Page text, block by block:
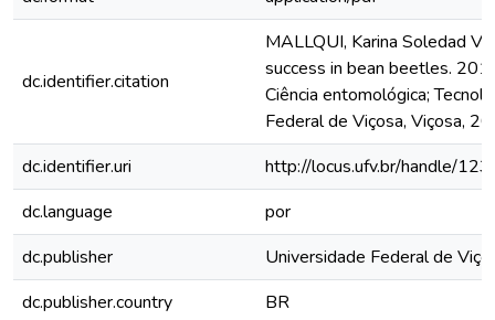
dc.identifier.citation
MALLQUI, Karina Soledad
success in bean beetles.
Ciência entomológica;
Federal de Viçosa, Viçosa,
dc.identifier.uri
http://locus.ufv.br/handle/
dc.language
por
dc.publisher
Universidade Federal de
dc.publisher.country
BR